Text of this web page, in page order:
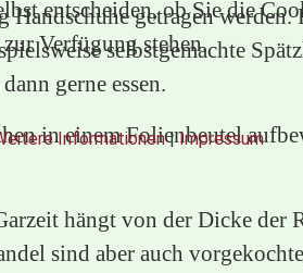
getragen
selbstgemachte
gerne essen.
in einem Folienbeutel
hängt von der Dicke der
sind aber auch
entscheiden, ob Sie die
Verfügung stehen.
Informationen|Impressum